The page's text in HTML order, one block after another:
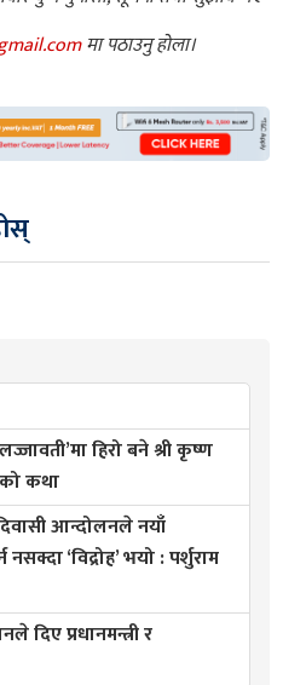
मा पठाउनु होला।
हिरो बने श्री कृष्ण
कथा
आन्दोलनले नयाँ
‘विद्रोह’ भयो : पर्शुराम
प्रधानमन्त्री र